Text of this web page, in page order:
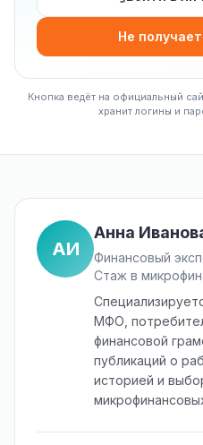
Не
Кнопка ведёт на официальный
хранит логины и
АИ
Анна
Финансовый
Стаж в
МФО,
финансовой
публикаций о
историей и